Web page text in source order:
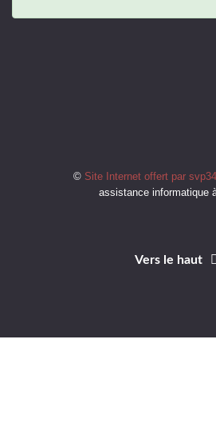
© Site Internet offert par
assistance informatique
Vers le haut